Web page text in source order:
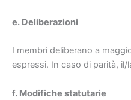
e. Deliberazioni
I membri deliberano a
espressi. In caso di parità,
f. Modifiche statutarie